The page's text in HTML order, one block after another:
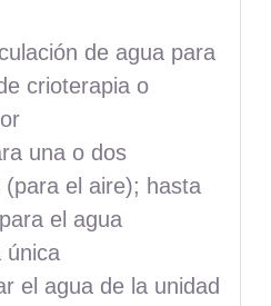
de agua para
crioterapia o
una o dos
(para el aire); hasta
el agua
única
el agua de la unidad